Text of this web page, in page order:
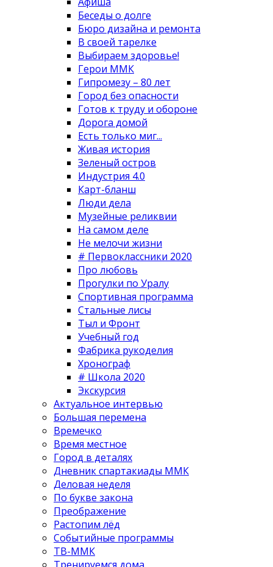
Беседы о долге
Бюро дизайна и ремонта
В своей тарелке
Выбираем здоровье!
Герои ММК
Гипромезу – 80 лет
Город без опасности
Готов к труду и обороне
Дорога домой
Есть только миг...
Живая история
Зеленый остров
Индустрия 4.0
Карт-бланш
Люди дела
Музейные реликвии
На самом деле
Не мелочи жизни
# Первоклассники 2020
Про любовь
Прогулки по Уралу
Спортивная программа
Стальные лисы
Тыл и Фронт
Учебный год
Фабрика рукоделия
Хронограф
# Школа 2020
Экскурсия
Актуальное интервью
Большая перемена
Времечко
Время местное
Город в деталях
Дневник спартакиады ММК
Деловая неделя
По букве закона
Преображение
Растопим лёд
Событийные программы
ТВ-ММК